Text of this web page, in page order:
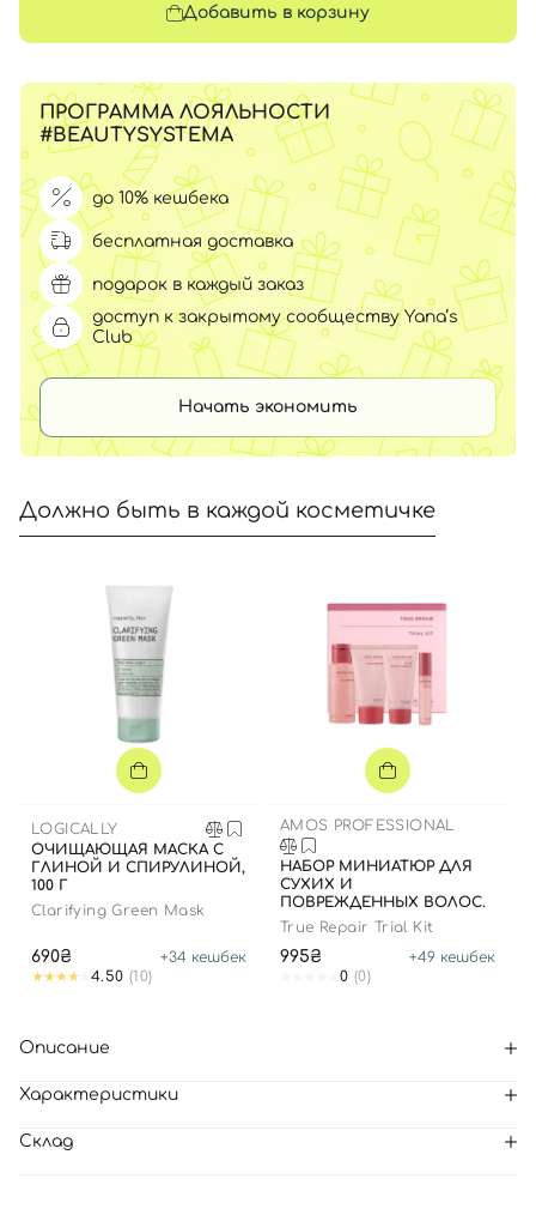
Добавить в корзину
ПРОГРАММА ЛОЯЛЬНОСТИ
#BEAUTYSYSTEMA
до 10% кешбека
бесплатная доставка
подарок в каждый заказ
доступ к закрытому сообществу Yana’s
Club
Начать экономить
Должно быть в каждой косметичке
LOGICALLY
ОЧИЩАЮЩАЯ МАСКА С
ГЛИНОЙ И СПИРУЛИНОЙ,
100 Г
Clarifying Green Mask
690₴ +34 кешбек
4.50 (10)
AMOS PROFESSIONAL
НАБОР МИНИАТЮР ДЛЯ
СУХИХ И
ПОВРЕЖДЕННЫХ ВОЛОС.
True Repair Trial Kit
995₴ +49 кешбек
0 (0)
Описание
Характеристики
Склад